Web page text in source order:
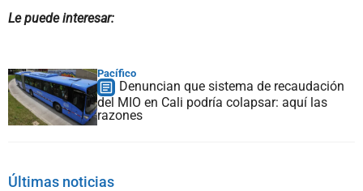
Le puede interesar:
Pacífico
Denuncian que sistema de recaudación
del MIO en Cali podría colapsar: aquí las
razones
Últimas noticias